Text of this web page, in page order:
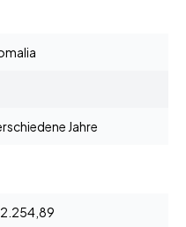
Jahre